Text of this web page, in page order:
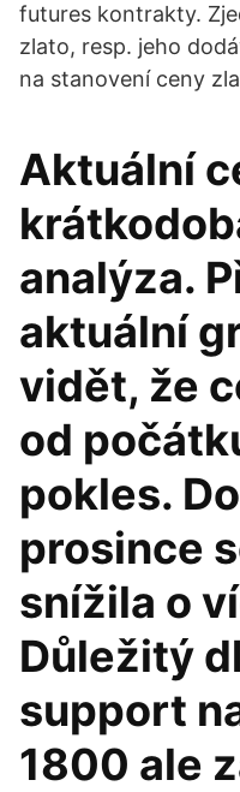
futures kontrakty.
zlato, resp. jeho
na stanovení ceny
Aktuální
analýza.
aktuální
vidět, že
od
pokles.
prosince
snížila o
Důležitý
support
1800 ale